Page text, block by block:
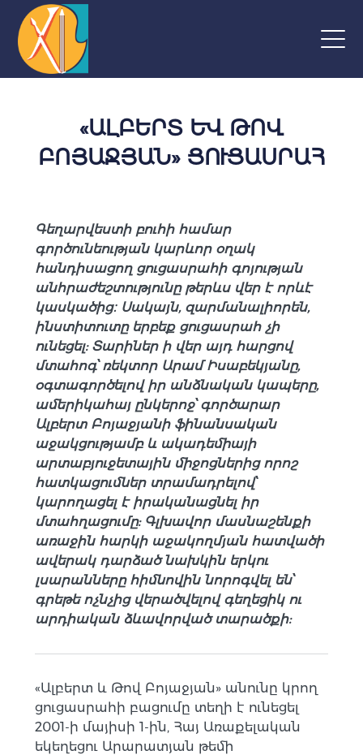
«ԱԼԲԵՐՏ ԵՎ ԹՈՎ
ԲՈՅԱՋՅԱՆ» ՑՈՒՑԱՍՐԱՀ
Գեղարվեստի բուհի համար
գործունեության կարևոր օղակ
հանդիսացող ցուցասրահի գոյության
անհրաժեշտությունը թերևս վեր է որևէ
կասկածից։ Սակայն, զարմանալիորեն,
ինստիտուտը երբեք ցուցասրահ չի
ունեցել: Տարիներ ի վեր այդ հարցով
մտահոգ՝ ռեկտոր Արամ Իսաբեկյանը,
օգտագործելով իր անձնական կապերը,
ամերիկահայ ընկերոջ՝ գործարար
Ալբերտ Բոյաջյանի ֆինանսական
աջակցությամբ և ակադեմիայի
արտաբյուջետային միջոցներից որոշ
հատկացումներ տրամադրելով՝
կարողացել է իրականացնել իր
մտահղացումը: Գլխավոր մասնաշենքի
առաջին հարկի աջակողմյան հատվածի
ավերակ դարձած նախկին երկու
լսարանները հիմնովին նորոգվել են՝
գրեթե ոչնչից վերածվելով գեղեցիկ ու
արդիական ձևավորված տարածքի:
«Ալբերտ և Թով Բոյաջյան» անունը կրող
ցուցասրահի բացումը տեղի է ունեցել
2001-ի մայիսի 1-ին, Հայ Առաքելական
եկեղեցու Արարատյան թեմի